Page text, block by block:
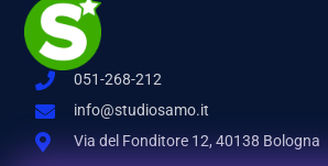
051-268-212
info@studiosamo.it
Via del Fonditore 12, 40138 Bologna